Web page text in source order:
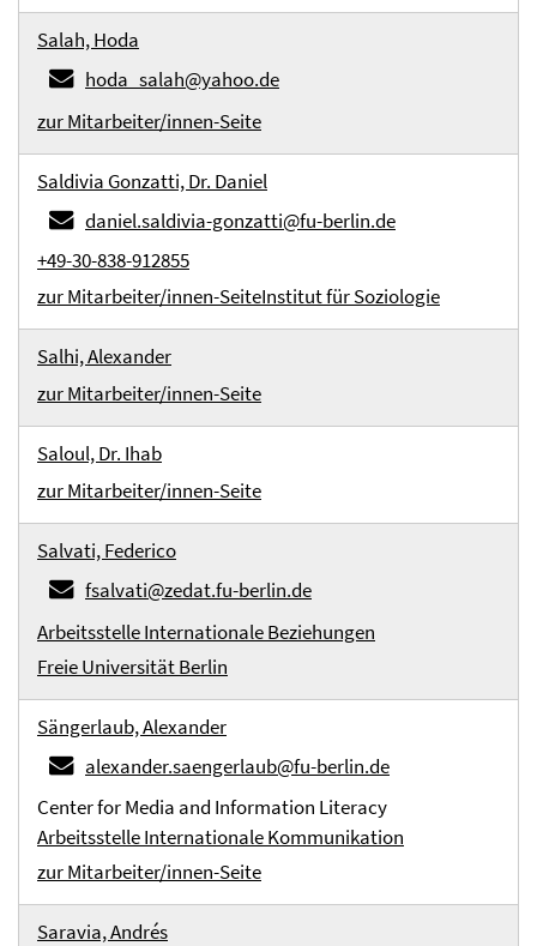
Salah, Hoda
hoda_salah@yahoo.de
zur Mitarbeiter/innen-Seite
Saldivia Gonzatti, Dr. Daniel
daniel.saldivia-gonzatti@fu-berlin.de
+49-30-838-912855
zur Mitarbeiter/innen-SeiteInstitut für Soziologie
Salhi, Alexander
zur Mitarbeiter/innen-Seite
Saloul, Dr. Ihab
zur Mitarbeiter/innen-Seite
Salvati, Federico
fsalvati@zedat.fu-berlin.de
Arbeitsstelle Internationale Beziehungen
Freie Universität Berlin
Sängerlaub, Alexander
alexander.saengerlaub@fu-berlin.de
Center for Media and Information Literacy
Arbeitsstelle Internationale Kommunikation
zur Mitarbeiter/innen-Seite
Saravia, Andrés